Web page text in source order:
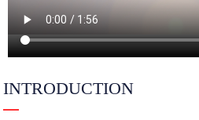
INTRODUCTION